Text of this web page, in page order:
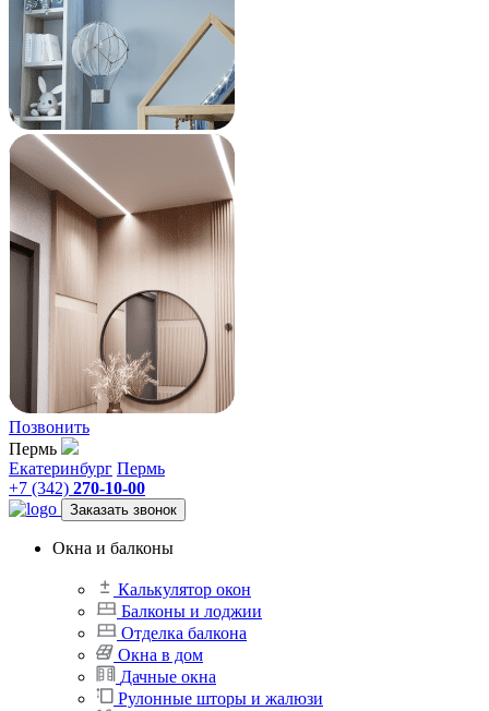
Позвонить
Пермь
Екатеринбург Пермь
+7 (342) 270-10-00
Заказать звонок
Окна и балконы
Калькулятор окон
Балконы и лоджии
Отделка балкона
Окна в дом
Дачные окна
Рулонные шторы и жалюзи